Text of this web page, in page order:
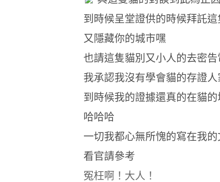
到時候呈堂證供的時候拜託
又隱藏你的城市嘿
也請這隻貓別又小人的去密
我承認我沒有學會貓的存證
到時候我的證據還真的在貓的
哈哈哈
一切我都心無所愧的寫在我
看官請參考
冤枉啊！大人！